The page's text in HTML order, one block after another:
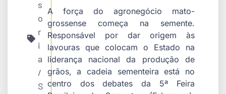
s
o
r
i
a
/
S
A força do agronegócio mato-
grossense começa na semente.
Responsável por dar origem às
lavouras que colocam o Estado na
liderança nacional da produção de
grãos, a cadeia sementeira está no
centro dos debates da 5ª Feira